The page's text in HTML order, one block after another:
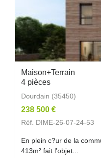
Maison+Terrain
4 pièces
Dourdain (35450)
238 500 €
Réf. DIME-26-07-24-53
En plein c?ur de la
413m² fait l’objet...